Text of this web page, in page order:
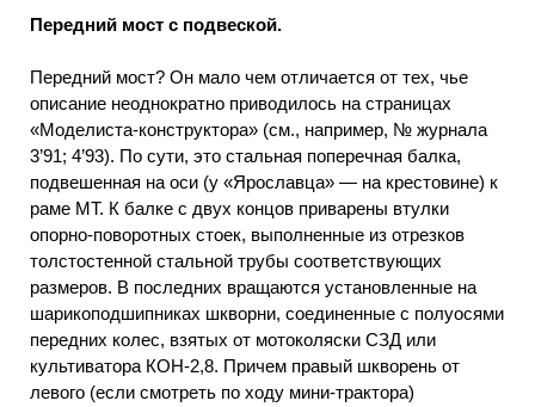
Передний мост с подвеской.
Передний мост? Он мало чем отличается от тех, чье
описание неоднократно приводилось на страницах
«Моделиста-конструктора» (см., например, № журнала
3’91; 4’93). По сути, это стальная поперечная балка,
подвешенная на оси (у «Ярославца» — на крестовине) к
раме МТ. К балке с двух концов приварены втулки
опорно-поворотных стоек, выполненные из отрезков
толстостенной стальной трубы соответствующих
размеров. В последних вращаются установленные на
шарикоподшипниках шкворни, соединенные с полуосями
передних колес, взятых от мотоколяски СЗД или
культиватора КОН-2,8. Причем правый шкворень от
левого (если смотреть по ходу мини-трактора)